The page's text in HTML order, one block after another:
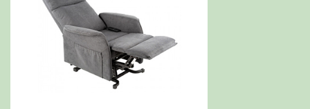
technologie chauffante par infrarouge
dans le dossier, l’assise et le repose-jambes,
diffuse une chaleur douce et homogène qui
relâche instantanément les muscles, soulage les
douleurs articulaires et optimise la circulation.